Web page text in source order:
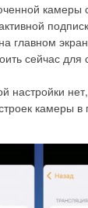
камеры
главном
сейчас для
настройки
камеры